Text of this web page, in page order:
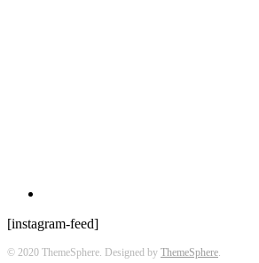
[instagram-feed]
© 2020 ThemeSphere. Designed by ThemeSphere.